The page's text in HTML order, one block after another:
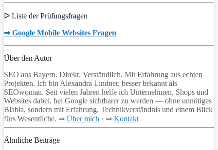
ᐅ Liste der Prüfungsfragen
➟ Google Mobile Websites Fragen
Über den Autor
SEO aus Bayern. Direkt. Verständlich. Mit Erfahrung aus echten
Projekten. Ich bin Alexandra Lindner, besser bekannt als
SEOwoman. Seit vielen Jahren helfe ich Unternehmen, Shops und
Websites dabei, bei Google sichtbarer zu werden — ohne unnötiges
Blabla, sondern mit Erfahrung, Technikverständnis und einem Blick
fürs Wesentliche. ⇒ Über mich · ⇒ Kontakt
Ähnliche Beiträge